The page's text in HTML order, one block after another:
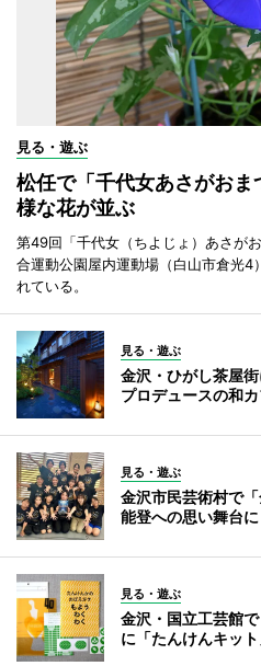
見る・遊ぶ
松任で「千代女あさがお
様な花が並ぶ
第49回「千代女（ちよじょ）あさが
合運動公園屋内運動場（白山市倉光4
れている。
見る・遊ぶ
金沢・ひがし茶屋
プロデュースの和
見る・遊ぶ
金沢市民芸術村で
能登への思い舞台に
見る・遊ぶ
金沢・国立工芸館
に「たんけんキッ